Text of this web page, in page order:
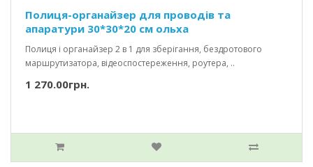
Полиця-органайзер для проводів та
апаратури 30*30*20 см ольха
Полиця і органайзер 2 в 1 для зберігання, бездротового
маршрутизатора, відеоспостереження, роутера, ..
1 270.00грн.